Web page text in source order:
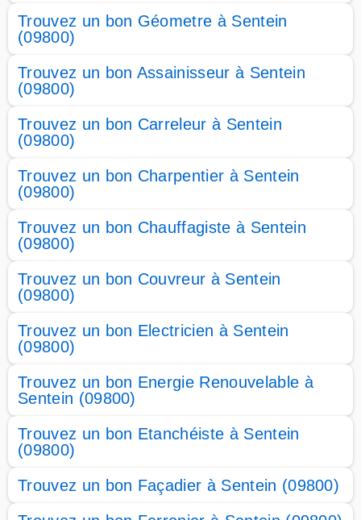
Trouvez un bon Géometre à Sentein
(09800)
Trouvez un bon Assainisseur à Sentein
(09800)
Trouvez un bon Carreleur à Sentein
(09800)
Trouvez un bon Charpentier à Sentein
(09800)
Trouvez un bon Chauffagiste à Sentein
(09800)
Trouvez un bon Couvreur à Sentein
(09800)
Trouvez un bon Electricien à Sentein
(09800)
Trouvez un bon Energie Renouvelable à
Sentein (09800)
Trouvez un bon Etanchéiste à Sentein
(09800)
Trouvez un bon Façadier à Sentein (09800)